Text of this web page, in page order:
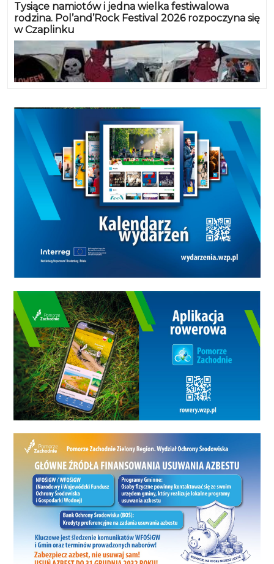
Tysiące namiotów i jedna wielka festiwalowa
rodzina. Pol’and’Rock Festival 2026 rozpoczyna się
w Czaplinku